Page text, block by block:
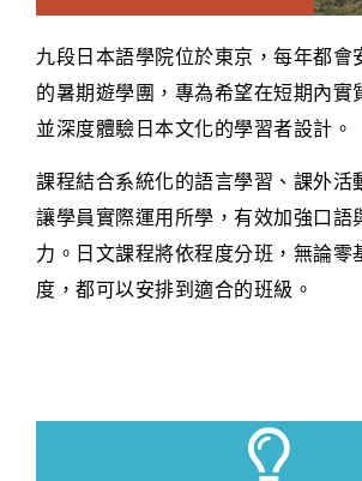
九段日本語學院位於東京，每年都會
的暑期遊學團，專為希望在短期內實
並深度體驗日本文化的學習者設計。
課程結合系統化的語言學習、課外活
讓學員實際運用所學，有效加強口語
力。日文課程將依程度分班，無論零
度，都可以安排到適合的班級。